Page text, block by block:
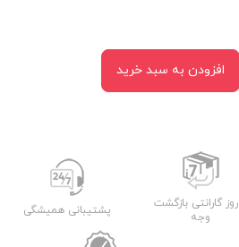
افزودن به سبد خرید
7 روز گارانتی بازگشت
وجه
پشتیبانی همیشگی